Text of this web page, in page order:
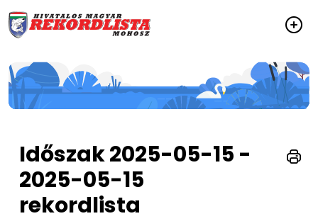
Időszak 2025-05-15 -
2025-05-15
rekordlista